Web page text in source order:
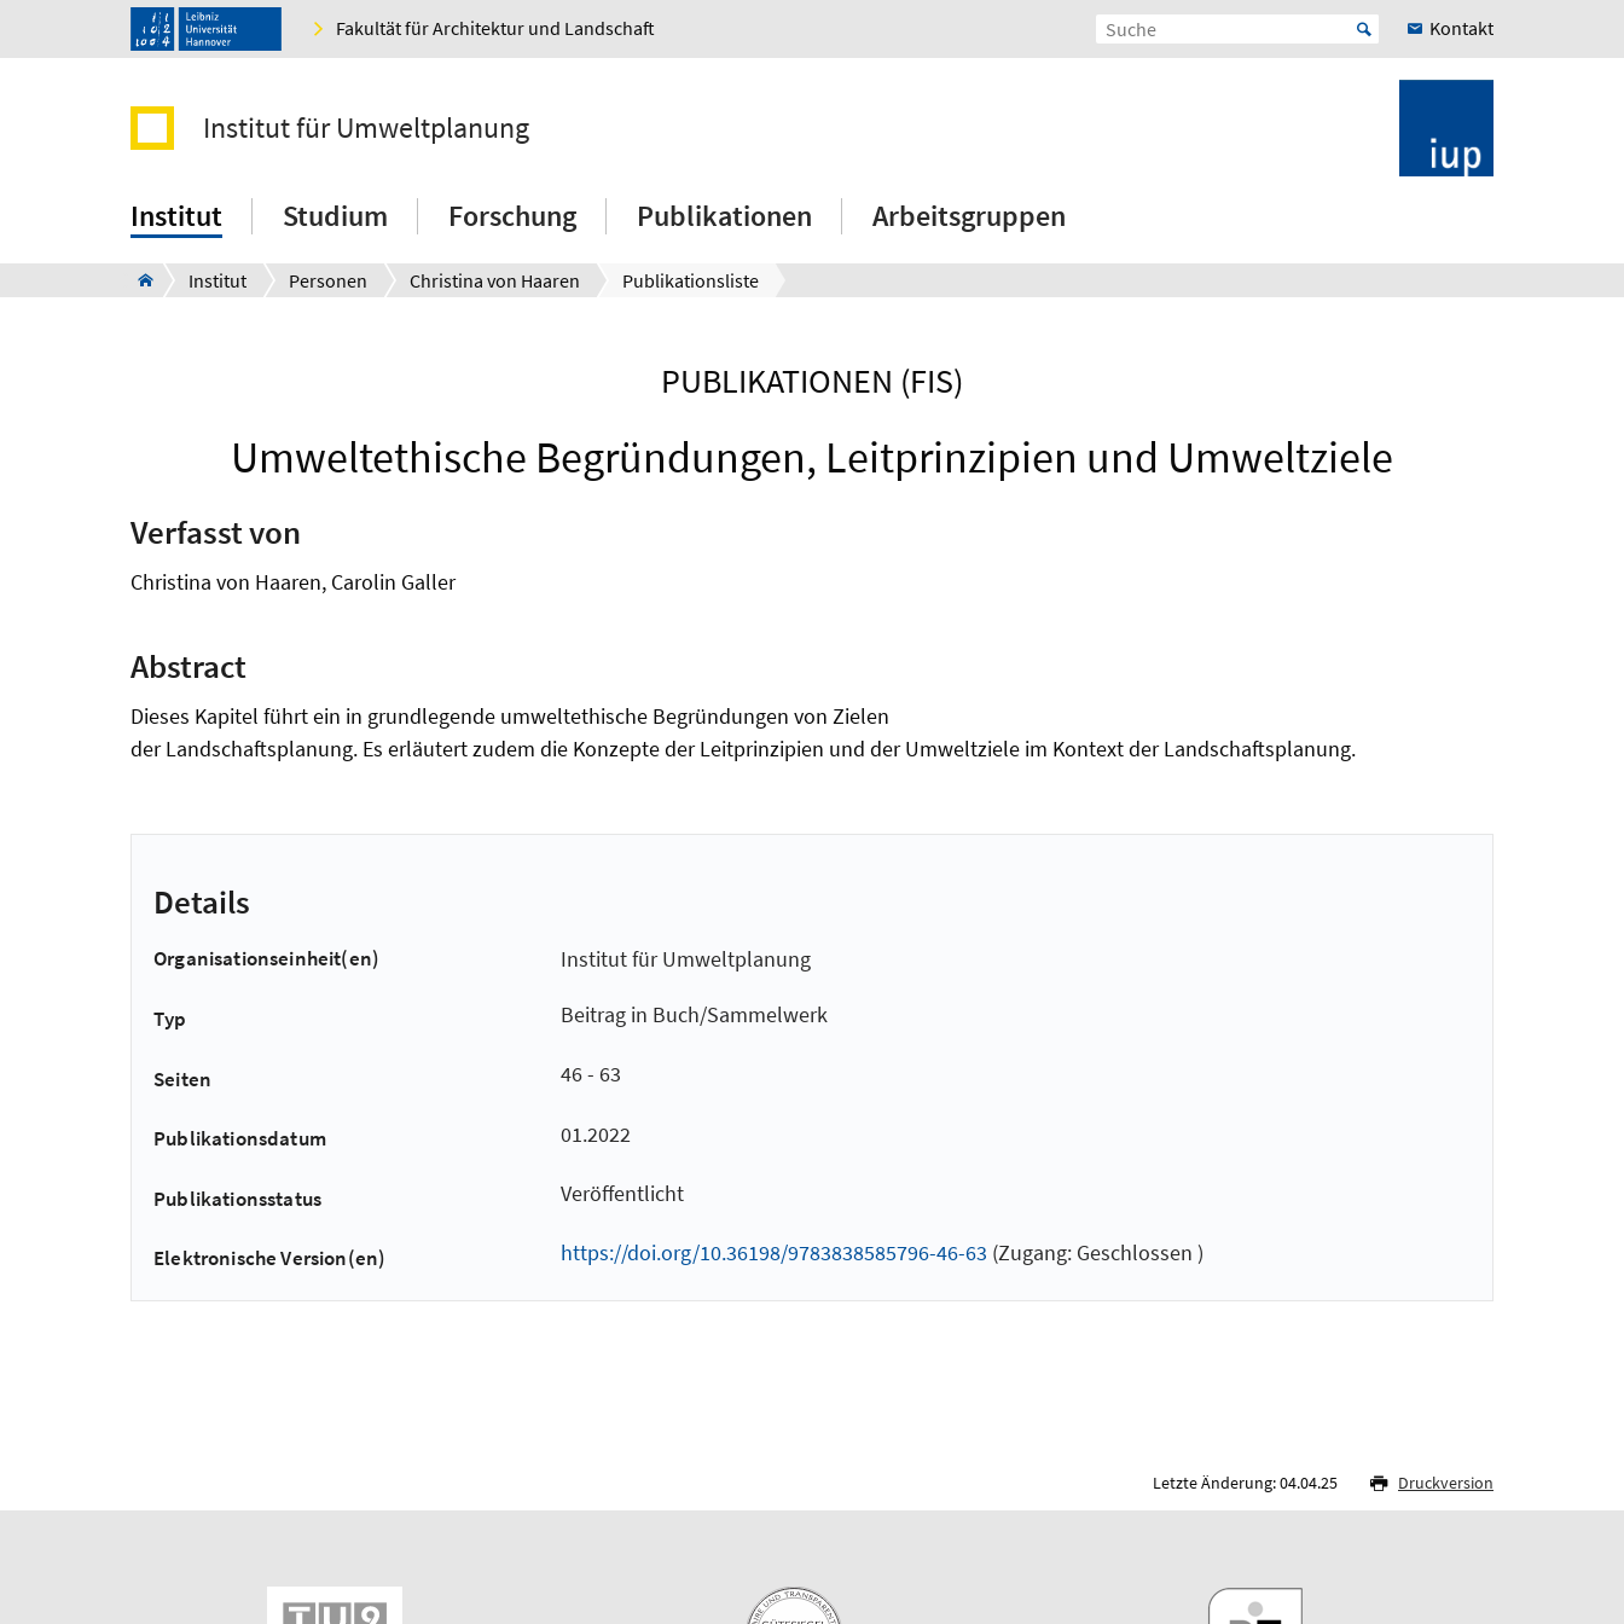
Fakultät für Architektur und Landschaft Kontakt
Institut für Umweltplanung
Institut Studium Forschung Publikationen Arbeitsgruppen
Institut Personen Christina von Haaren Publikationsliste
PUBLIKATIONEN (FIS)
Umweltethische Begründungen, Leitprinzipien und Umweltziele
Verfasst von
Christina von Haaren, Carolin Galler
Abstract
Dieses Kapitel führt ein in grundlegende umweltethische Begründungen von Zielen
der Landschaftsplanung. Es erläutert zudem die Konzepte der Leitprinzipien und der Umweltziele im Kontext der Landschaftsplanung.
Details
Organisationseinheit(en) Institut für Umweltplanung
Typ Beitrag in Buch/Sammelwerk
Seiten 46 - 63
Publikationsdatum 01.2022
Publikationsstatus Veröffentlicht
Elektronische Version(en) https://doi.org/10.36198/9783838585796-46-63 (Zugang: Geschlossen )
Letzte Änderung: 04.04.25 Druckversion